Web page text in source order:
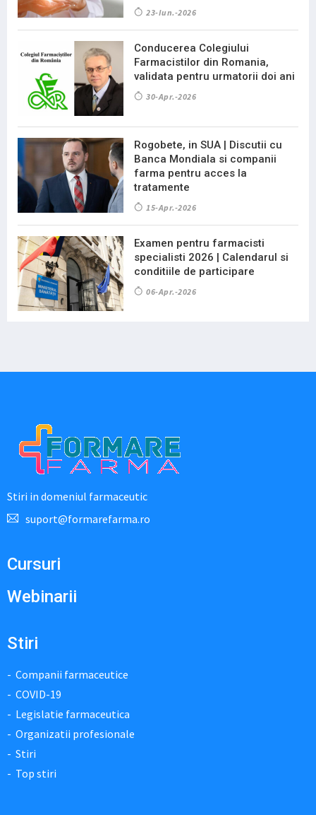
23-Iun.-2026
Conducerea Colegiului
Farmacistilor din Romania,
validata pentru urmatorii doi ani
30-Apr.-2026
Rogobete, in SUA | Discutii cu
Banca Mondiala si companii
farma pentru acces la
tratamente
15-Apr.-2026
Examen pentru farmacisti
specialisti 2026 | Calendarul si
conditiile de participare
06-Apr.-2026
Stiri in domeniul farmaceutic
suport@formarefarma.ro
Cursuri
Webinarii
Stiri
Companii farmaceutice
COVID-19
Legislatie farmaceutica
Organizatii profesionale
Stiri
Top stiri